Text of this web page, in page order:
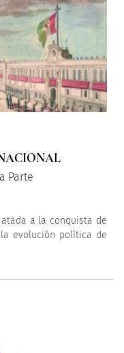
Parte
a la conquista de
evolución política de